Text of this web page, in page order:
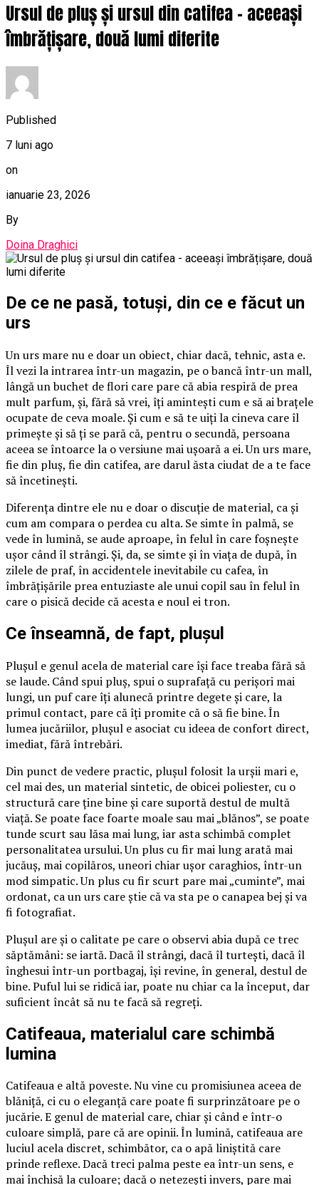
Ursul de pluș și ursul din catifea – aceeași
îmbrățișare, două lumi diferite
Published
7 luni ago
on
ianuarie 23, 2026
By
Doina Draghici
De ce ne pasă, totuși, din ce e făcut un
urs
Un urs mare nu e doar un obiect, chiar dacă, tehnic, asta e.
Îl vezi la intrarea într-un magazin, pe o bancă într-un mall,
lângă un buchet de flori care pare că abia respiră de prea
mult parfum, și, fără să vrei, îți amintești cum e să ai brațele
ocupate de ceva moale. Și cum e să te uiți la cineva care îl
primește și să ți se pară că, pentru o secundă, persoana
aceea se întoarce la o versiune mai ușoară a ei. Un urs mare,
fie din pluș, fie din catifea, are darul ăsta ciudat de a te face
să încetinești.
Diferența dintre ele nu e doar o discuție de material, ca și
cum am compara o perdea cu alta. Se simte în palmă, se
vede în lumină, se aude aproape, în felul în care foșnește
ușor când îl strângi. Și, da, se simte și în viața de după, în
zilele de praf, în accidentele inevitabile cu cafea, în
îmbrățișările prea entuziaste ale unui copil sau în felul în
care o pisică decide că acesta e noul ei tron.
Ce înseamnă, de fapt, plușul
Plușul e genul acela de material care își face treaba fără să
se laude. Când spui pluș, spui o suprafață cu perișori mai
lungi, un puf care îți alunecă printre degete și care, la
primul contact, pare că îți promite că o să fie bine. În
lumea jucăriilor, plușul e asociat cu ideea de confort direct,
imediat, fără întrebări.
Din punct de vedere practic, plușul folosit la urșii mari e,
cel mai des, un material sintetic, de obicei poliester, cu o
structură care ține bine și care suportă destul de multă
viață. Se poate face foarte moale sau mai „blănos”, se poate
tunde scurt sau lăsa mai lung, iar asta schimbă complet
personalitatea ursului. Un plus cu fir mai lung arată mai
jucăuș, mai copilăros, uneori chiar ușor caraghios, într-un
mod simpatic. Un plus cu fir scurt pare mai „cuminte”, mai
ordonat, ca un urs care știe că va sta pe o canapea bej și va
fi fotografiat.
Plușul are și o calitate pe care o observi abia după ce trec
săptămâni: se iartă. Dacă îl strângi, dacă îl turtești, dacă îl
înghesui într-un portbagaj, își revine, în general, destul de
bine. Puful lui se ridică iar, poate nu chiar ca la început, dar
suficient încât să nu te facă să regreți.
Catifeaua, materialul care schimbă
lumina
Catifeaua e altă poveste. Nu vine cu promisiunea aceea de
blăniță, ci cu o eleganță care poate fi surprinzătoare pe o
jucărie. E genul de material care, chiar și când e într-o
culoare simplă, pare că are opinii. În lumină, catifeaua are
luciul acela discret, schimbător, ca o apă liniștită care
prinde reflexe. Dacă treci palma peste ea într-un sens, e
mai închisă la culoare; dacă o netezești invers, pare mai